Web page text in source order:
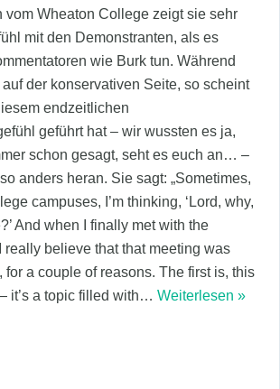
vom Wheaton College zeigt sie sehr
mit den Demonstranten, als es
wie Burk tun. Während
der konservativen Seite, so scheint
endzeitlichen
geführt hat – wir wussten es ja,
schon gesagt, seht es euch an… –
anders heran. Sie sagt: „Sometimes,
campuses, I’m thinking, ‘Lord, why,
And when I finally met with the
really believe that that meeting was
for a couple of reasons. The first is, this
it’s a topic filled with… Weiterlesen »